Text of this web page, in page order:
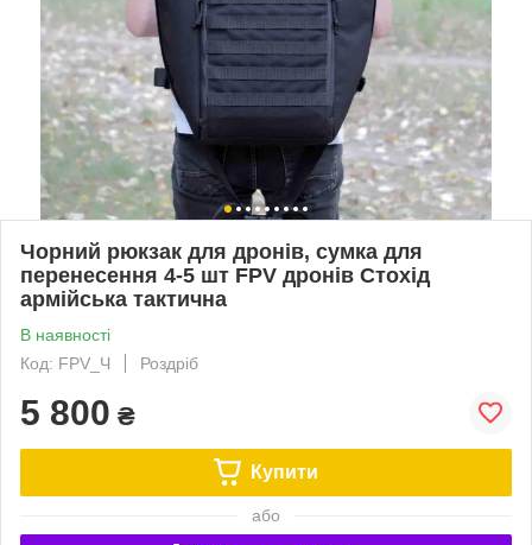
Чорний рюкзак для дронів, сумка для
перенесення 4-5 шт FPV дронів Стохід
армійська тактична
В наявності
Код: FPV_Ч
Роздріб
5 800 ₴
Купити
або